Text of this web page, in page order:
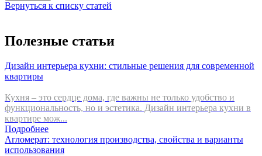
Вернуться к списку статей
Полезные статьи
Дизайн интерьера кухни: стильные решения для современной
квартиры
Кухня – это сердце дома, где важны не только удобство и
функциональность, но и эстетика. Дизайн интерьера кухни в
квартире мож...
Подробнее
Агломерат: технология производства, свойства и варианты
использования